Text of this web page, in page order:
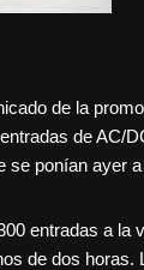
de la
de AC/
se ponían ayer
entradas a la
de dos horas.